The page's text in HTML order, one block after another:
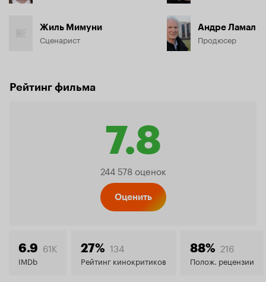
Жиль Мимуни
Сценарист
Андре Ламал
Продюсер
Рейтинг фильма
7.8
Рейтинг
7.8
244 578 оценок
Оценить
6.9 61K
IMDb
27% 134
Рейтинг кинокритиков
88% 216
Полож. рецензии